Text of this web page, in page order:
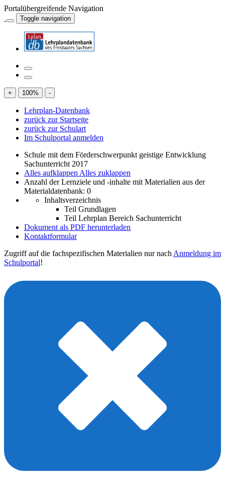
Portalübergreifende Navigation
Toggle navigation
+ 100% -
Lehrplan-Datenbank
zurück zur Startseite
zurück zur Schulart
Im Schulportal anmelden
Schule mit dem Förderschwerpunkt geistige Entwicklung
Sachunterricht 2017
Alles aufklappen Alles zuklappen
Anzahl der Lernziele und -inhalte mit Materialien aus der
Materialdatenbank: 0
Inhaltsverzeichnis
Teil Grundlagen
Teil Lehrplan Bereich Sachunterricht
Dokument als PDF herunterladen
Kontaktformular
Zugriff auf die fachspezifischen Materialien nur nach Anmeldung im
Schulportal!